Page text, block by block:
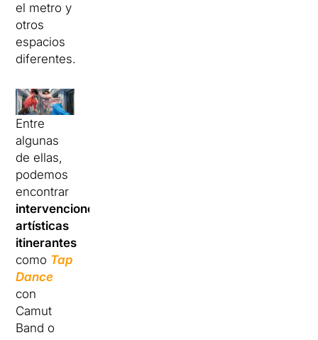
el metro y
otros
espacios
diferentes.
Entre
algunas
de ellas,
podemos
encontrar
intervenciones
artísticas
itinerantes
como Tap
Dance
con
Camut
Band o